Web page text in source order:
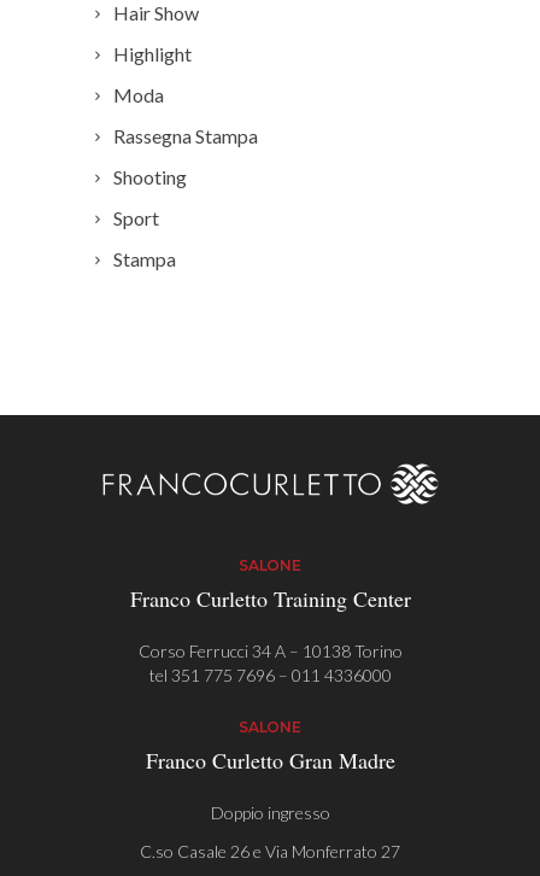
Hair Show
Highlight
Moda
Rassegna Stampa
Shooting
Sport
Stampa
SALONE
Franco Curletto Training Center
Corso Ferrucci 34 A – 10138 Torino
tel 351 775 7696– 011 4336000
SALONE
Franco Curletto Gran Madre
Doppio ingresso
C.so Casale 26 e Via Monferrato 27